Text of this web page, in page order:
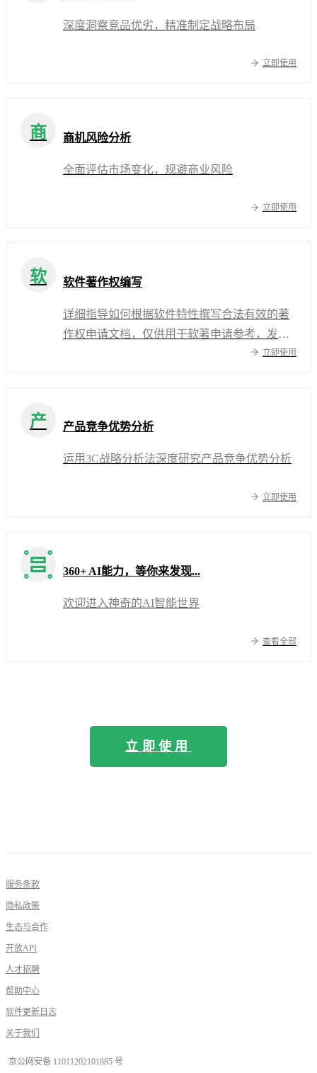
深度洞察竞品优劣，精准制定战略布局
立即使用
商 商机风险分析
全面评估市场变化，规避商业风险
立即使用
软 软件著作权编写
详细指导如何根据软件特性撰写合法有效的著
作权申请文档，仅供用于软著申请参考，发布
立即使用
产 产品竞争优势分析
运用3C战略分析法深度研究产品竞争优势分析
立即使用
360+ AI能力，等你来发现...
欢迎进入神奇的AI智能世界
查看全部
立即使用
服务条款
隐私政策
生态与合作
开放API
人才招聘
帮助中心
软件更新日志
关于我们
京公网安备 11011202101885 号